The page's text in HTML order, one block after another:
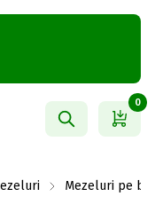
0
Mezeluri pe